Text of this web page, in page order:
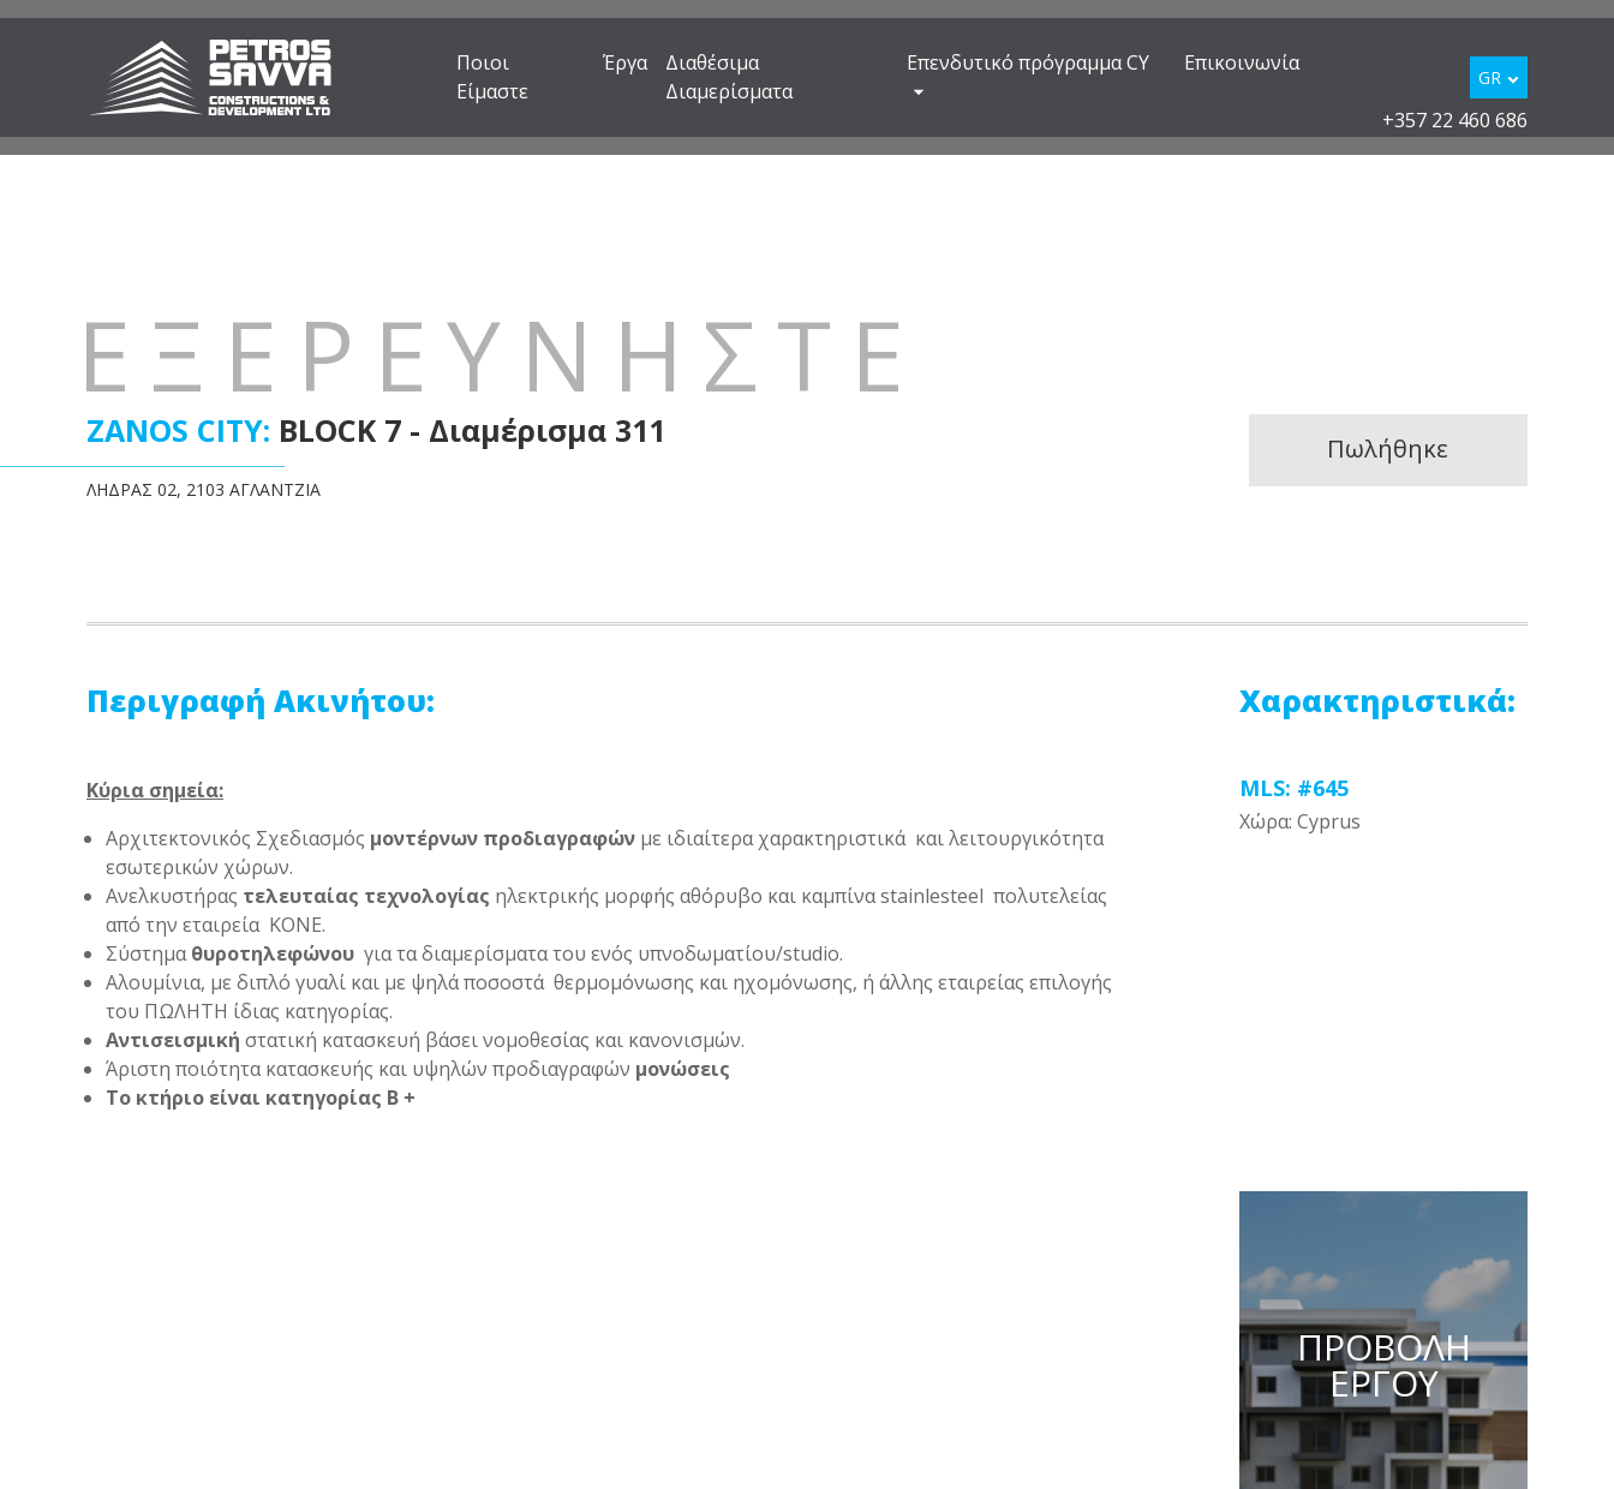
Ποιοι
Είμαστε
Έργα
Διαθέσιμα
Διαμερίσματα
Επενδυτικό πρόγραμμα CY Επικοινωνία
+357 22 460 686
GR
ΕΞΕΡΕΥΝΗΣΤΕ
ZANOS CITY: BLOCK 7 - Διαμέρισμα 311
ΛΗΔΡΑΣ 02, 2103 ΑΓΛΑΝΤΖΙΑ
Πωλήθηκε
Περιγραφή Ακινήτου:
Κύρια σημεία:
Αρχιτεκτονικός Σχεδιασμός μοντέρνων προδιαγραφών με ιδιαίτερα χαρακτηριστικά και λειτουργικότητα
εσωτερικών χώρων.
Ανελκυστήρας τελευταίας τεχνολογίας ηλεκτρικής μορφής αθόρυβο και καμπίνα stainlesteel πολυτελείας
από την εταιρεία ΚΟΝΕ.
Σύστημαθυροτηλεφώνου για τα διαμερίσματα του ενός υπνοδωματίου/studio.
Αλουμίνια, με διπλό γυαλί και με ψηλά ποσοστά θερμομόνωσης και ηχομόνωσης, ή άλλης εταιρείας επιλογής
του ΠΩΛΗΤΗ ίδιας κατηγορίας.
Αντισεισμική στατική κατασκευή βάσει νομοθεσίας και κανονισμών.
Άριστη ποιότητα κατασκευής και υψηλών προδιαγραφών μονώσεις
Το κτήριο είναι κατηγορίας Β +
Χαρακτηριστικά:
MLS: #645
Χώρα: Cyprus
ΠΡΟΒΟΛΗ
ΕΡΓΟΥ